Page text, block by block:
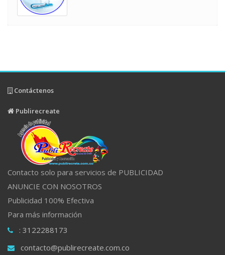
Contáctenos
Publirecreate
Contacto solo para servicios de PUBLICIDAD
ANUNCIE CON NOSOTROS
Publicidad 100% Efectiva
Para más información
: 3122288173
contacto@publirecreate.com.co